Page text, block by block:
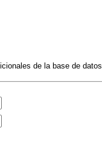
de la base de datos